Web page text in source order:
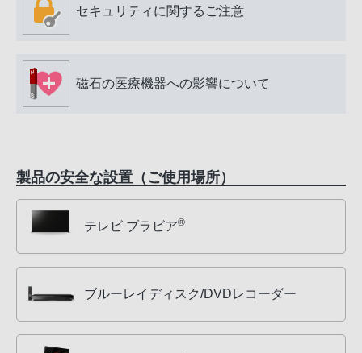
セキュリティに関するご注意
磁石の医療機器への影響について
製品の安全な設置（ご使用場所）
テレビ ブラビア®
ブルーレイディスク/DVDレコーダー